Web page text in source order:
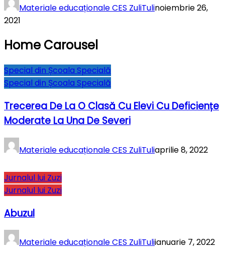
Materiale educaționale CES ZuliTulinoiembrie 26,
2021
Home Carousel
Special din Școala Specială
Special din Școala Specială
Trecerea De La O Clasă Cu Elevi Cu Deficiențe
Moderate La Una De Severi
Materiale educaționale CES ZuliTuliaprilie 8, 2022
Jurnalul lui Zuzi
Jurnalul lui Zuzi
Abuzul
Materiale educaționale CES ZuliTuliianuarie 7, 2022